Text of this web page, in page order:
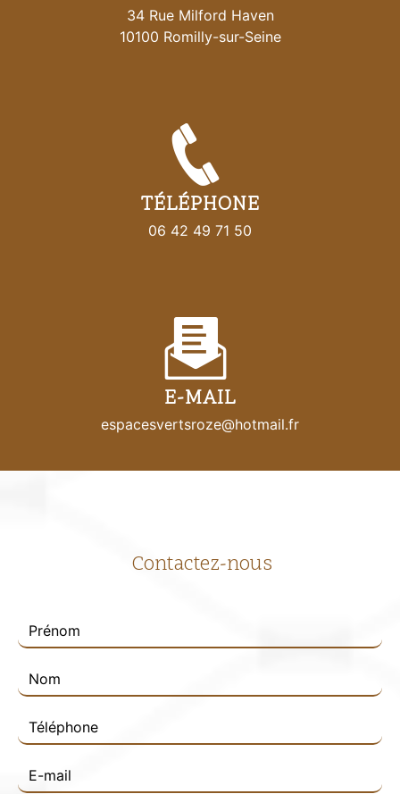
34 Rue Milford Haven
10100 Romilly-sur-Seine
TÉLÉPHONE
06 42 49 71 50
E-MAIL
espacesvertsroze@hotmail.fr
Contactez-nous